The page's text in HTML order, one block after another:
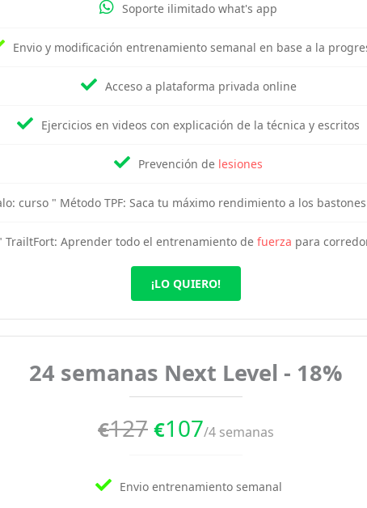
Soporte ilimitado what's app
Envio y modificación entrenamiento semanal en base a la
Acceso a plataforma privada online
Ejercicios en videos con explicación de la técnica y escritos
Prevención de lesiones
curso " Método TPF: Saca tu máximo rendimiento a los
TrailtFort: Aprender todo el entrenamiento de fuerza para
¡LO QUIERO!
24 semanas Next Level - 18%
€127 €107/4 semanas
Envio entrenamiento semanal